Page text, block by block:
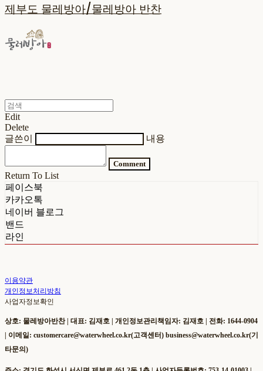
제부도 물레방아/물레방아 반찬
Edit
Delete
글쓴이
내용
Comment
Return To List
페이스북
카카오톡
네이버 블로그
밴드
라인
이용약관
개인정보처리방침
사업자정보확인
상호: 물레방아반찬 | 대표: 김재호 | 개인정보관리책임자: 김재호 | 전화: 1644-0904
| 이메일: customercare@waterwheel.co.kr(고객센터) business@waterwheel.co.kr(기
타문의)